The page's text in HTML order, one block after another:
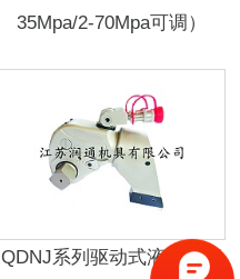
35Mpa/2-70Mpa可调）
QDNJ系列驱动式液压扭矩